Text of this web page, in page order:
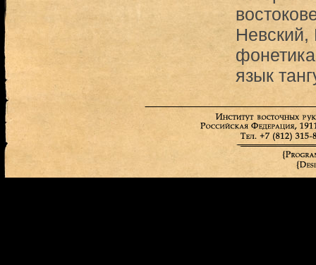
Невский,
фонетика
язык